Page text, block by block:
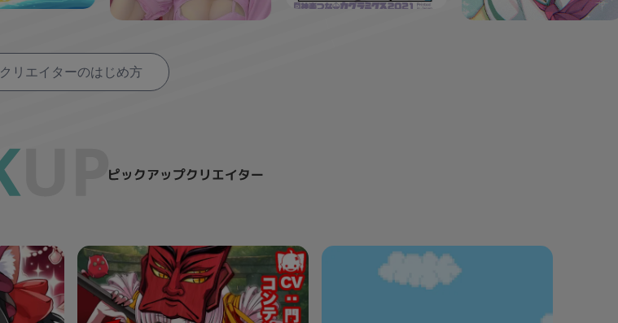
クリエイターのはじめ方